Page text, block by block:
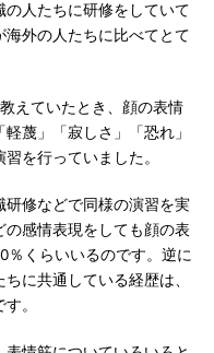
人たちに研修をしていて
外の人たちに比べてとて
えていたとき、顔の表情
蔑」「寂しさ」「恐れ」
を行っていました。
修などで同様の演習を実
感情表現をしても顔の表
％くらいいるのです。逆に
に共通している経歴は、
。